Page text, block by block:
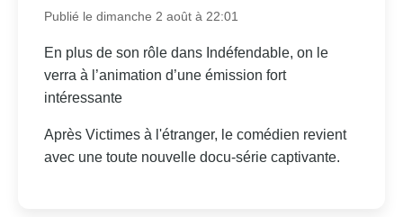
Publié le dimanche 2 août à 22:01
En plus de son rôle dans Indéfendable, on le
verra à l’animation d’une émission fort
intéressante
Après Victimes à l'étranger, le comédien revient
avec une toute nouvelle docu-série captivante.